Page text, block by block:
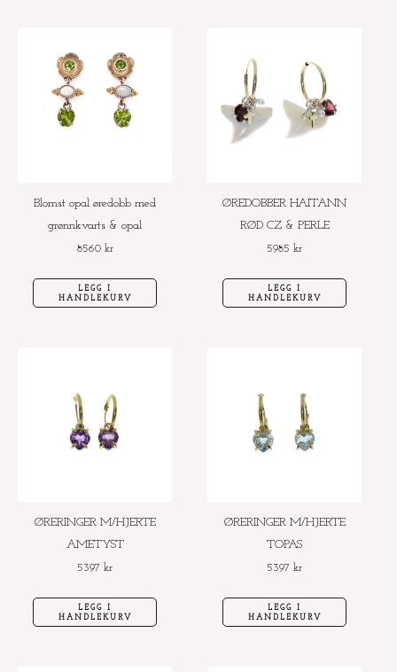
Blomst opal øredobb med
grønnkvarts & opal
8560 kr
LEGG I
HANDLEKURV
ØREDOBBER HAITANN
RØD CZ & PERLE
5985 kr
LEGG I
HANDLEKURV
ØRERINGER M/HJERTE
AMETYST
5397 kr
LEGG I
HANDLEKURV
ØRERINGER M/HJERTE
TOPAS
5397 kr
LEGG I
HANDLEKURV